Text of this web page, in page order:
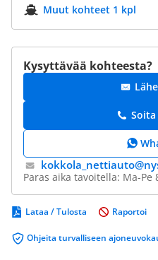
Muut kohteet 1 kpl
Kysyttävää kohteesta?
Paras aika tavoitella: Ma-Pe
Lataa / Tulosta
Ohjeita turvalliseen
Raportoi